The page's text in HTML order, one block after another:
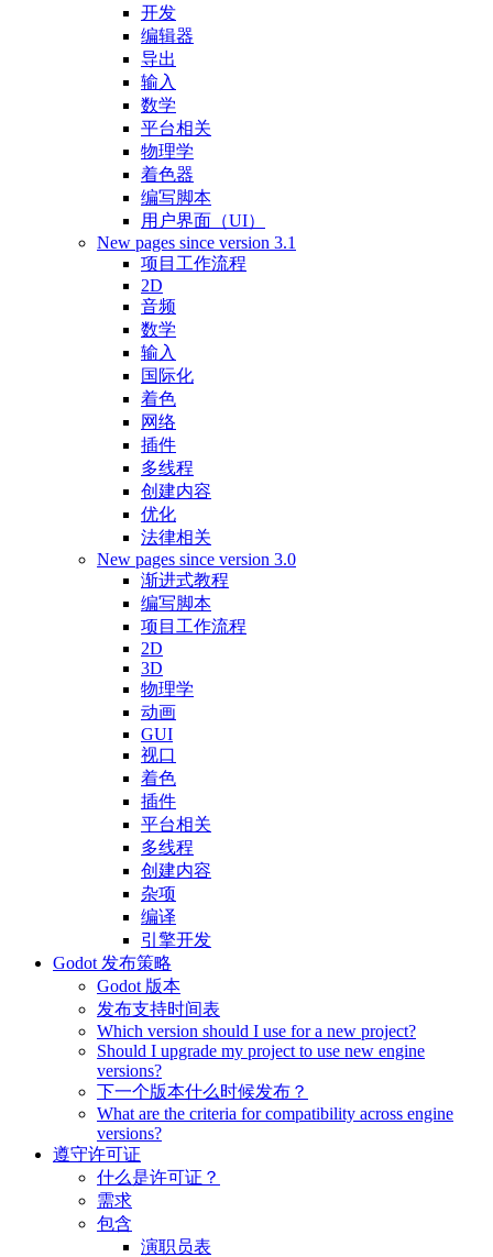
开发
编辑器
导出
输入
数学
平台相关
物理学
着色器
编写脚本
用户界面（UI）
New pages since version 3.1
项目工作流程
2D
音频
数学
输入
国际化
着色
网络
插件
多线程
创建内容
优化
法律相关
New pages since version 3.0
渐进式教程
编写脚本
项目工作流程
2D
3D
物理学
动画
GUI
视口
着色
插件
平台相关
多线程
创建内容
杂项
编译
引擎开发
Godot 发布策略
Godot 版本
发布支持时间表
Which version should I use for a new project?
Should I upgrade my project to use new engine
versions?
下一个版本什么时候发布？
What are the criteria for compatibility across engine
versions?
遵守许可证
什么是许可证？
需求
包含
演职员表